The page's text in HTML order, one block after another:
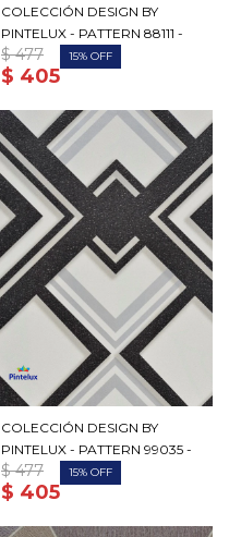
COLECCIÓN DESIGN BY
PINTELUX - PATTERN 88111 -
$ 405
$ 477 15
COLECCIÓN DESIGN BY
PINTELUX - PATTERN 99035 -
$ 405
$ 477 15